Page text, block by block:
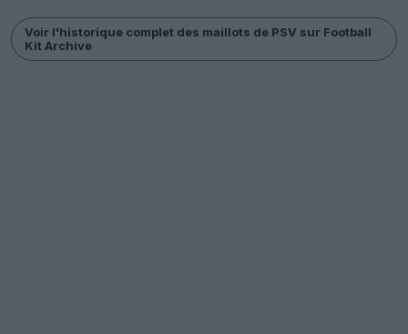
Voir l'historique complet des maillots de PSV sur Football
Kit Archive